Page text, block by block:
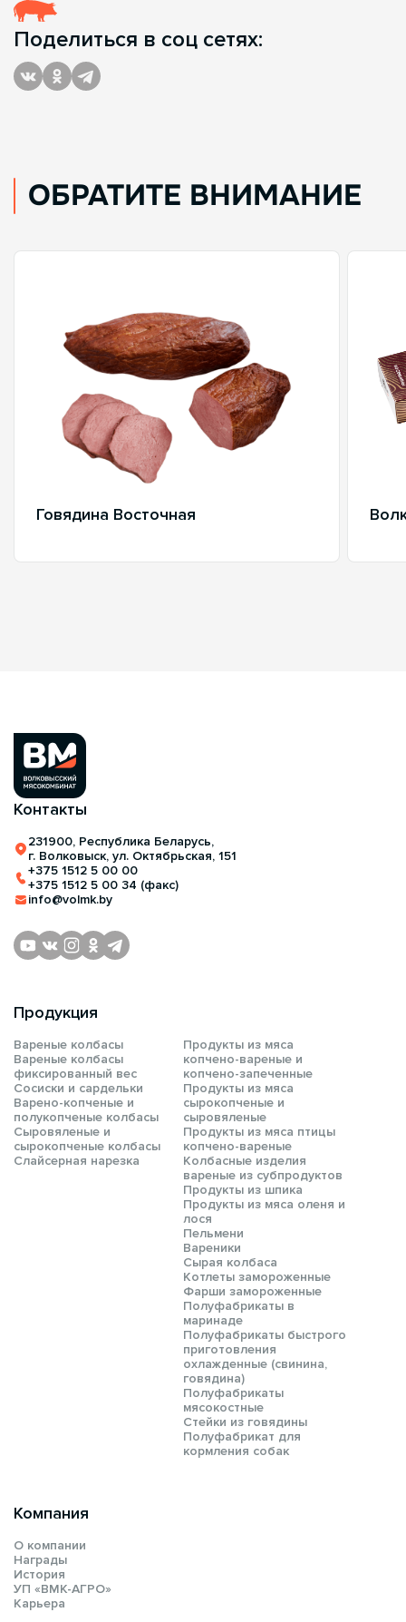
Поделиться в соц сетях:
ОБРАТИТЕ ВНИМАНИЕ
Говядина Восточная
Компания
О компании
Награды
История
УП «ВМК-АГРО»
Карьера
Продукция
Вареные колбасы
Вареные колбасы
фиксированный вес
Сосиски и сардельки
Варено-копченые и
полукопченые колбасы
Сыровяленые и
сырокопченые колбасы
Слайсерная нарезка
Продукты из мяса
копчено-вареные и
копчено-запеченные
Продукты из мяса
сырокопченые и
сыровяленые
Продукты из мяса птицы
копчено-вареные
Колбасные изделия
вареные из субпродуктов
Продукты из шпика
Продукты из мяса оленя и
лося
Пельмени
Вареники
Сырая колбаса
Котлеты замороженные
Фарши замороженные
Полуфабрикаты в
маринаде
Полуфабрикаты быстрого
приготовления
охлажденные (свинина,
говядина)
Полуфабрикаты
мясокостные
Стейки из говядины
Полуфабрикат для
кормления собак
Контакты
231900, Республика Беларусь,
г. Волковыск, ул. Октябрьская, 151
+375 1512 5 00 00
+375 1512 5 00 34 (факс)
info@volmk.by